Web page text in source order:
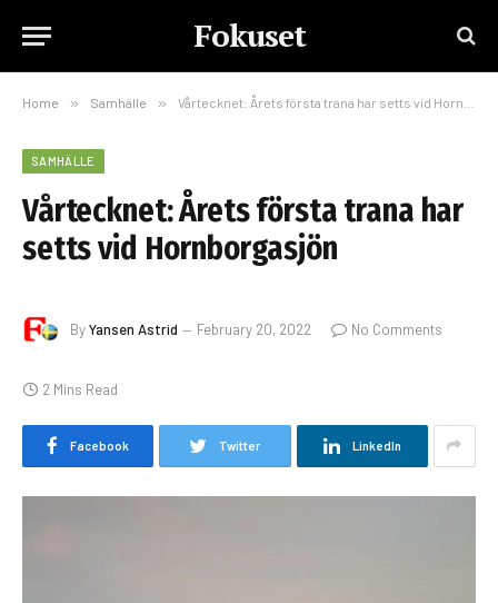
Fokuset
Home » Samhälle » Vårtecknet: Årets första trana har setts vid Hornborgasjön
SAMHÄLLE
Vårtecknet: Årets första trana har
setts vid Hornborgasjön
ByYansen Astrid February 20, 2022 No Comments
2 Mins Read
Facebook Twitter LinkedIn